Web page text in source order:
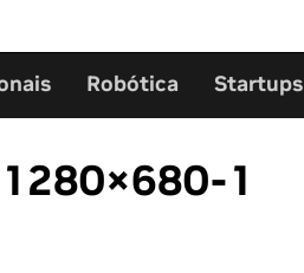
Robótica Startups
1